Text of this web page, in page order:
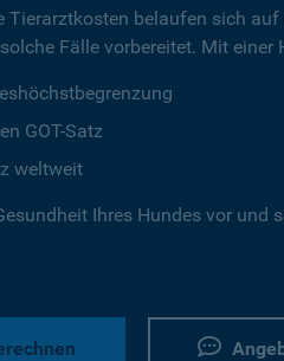
Tierarztkosten belaufen sich
Fälle vorbereitet. Mit einer
GOT-Satz
weltweit
Ihres Hundes vor und